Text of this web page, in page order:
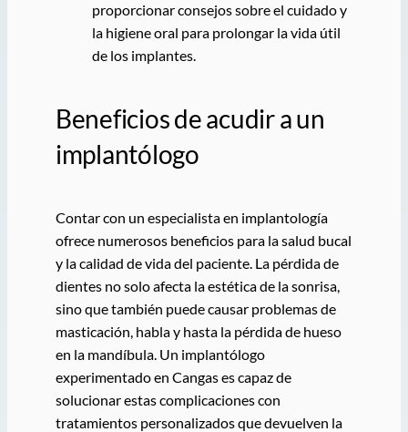
proporcionar consejos sobre el cuidado y
la higiene oral para prolongar la vida útil
de los implantes.
Beneficios de acudir a un
implantólogo
Contar con un especialista en implantología
ofrece numerosos beneficios para la salud bucal
y la calidad de vida del paciente. La pérdida de
dientes no solo afecta la estética de la sonrisa,
sino que también puede causar problemas de
masticación, habla y hasta la pérdida de hueso
en la mandíbula. Un implantólogo
experimentado en Cangas es capaz de
solucionar estas complicaciones con
tratamientos personalizados que devuelven la